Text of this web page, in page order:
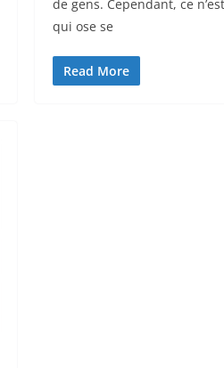
de gens. Cependant, ce
qui ose se
Read More